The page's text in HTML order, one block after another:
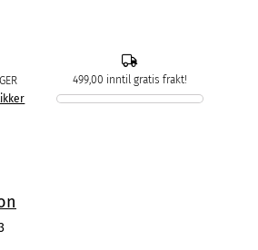
499,00 inntil gratis frakt!